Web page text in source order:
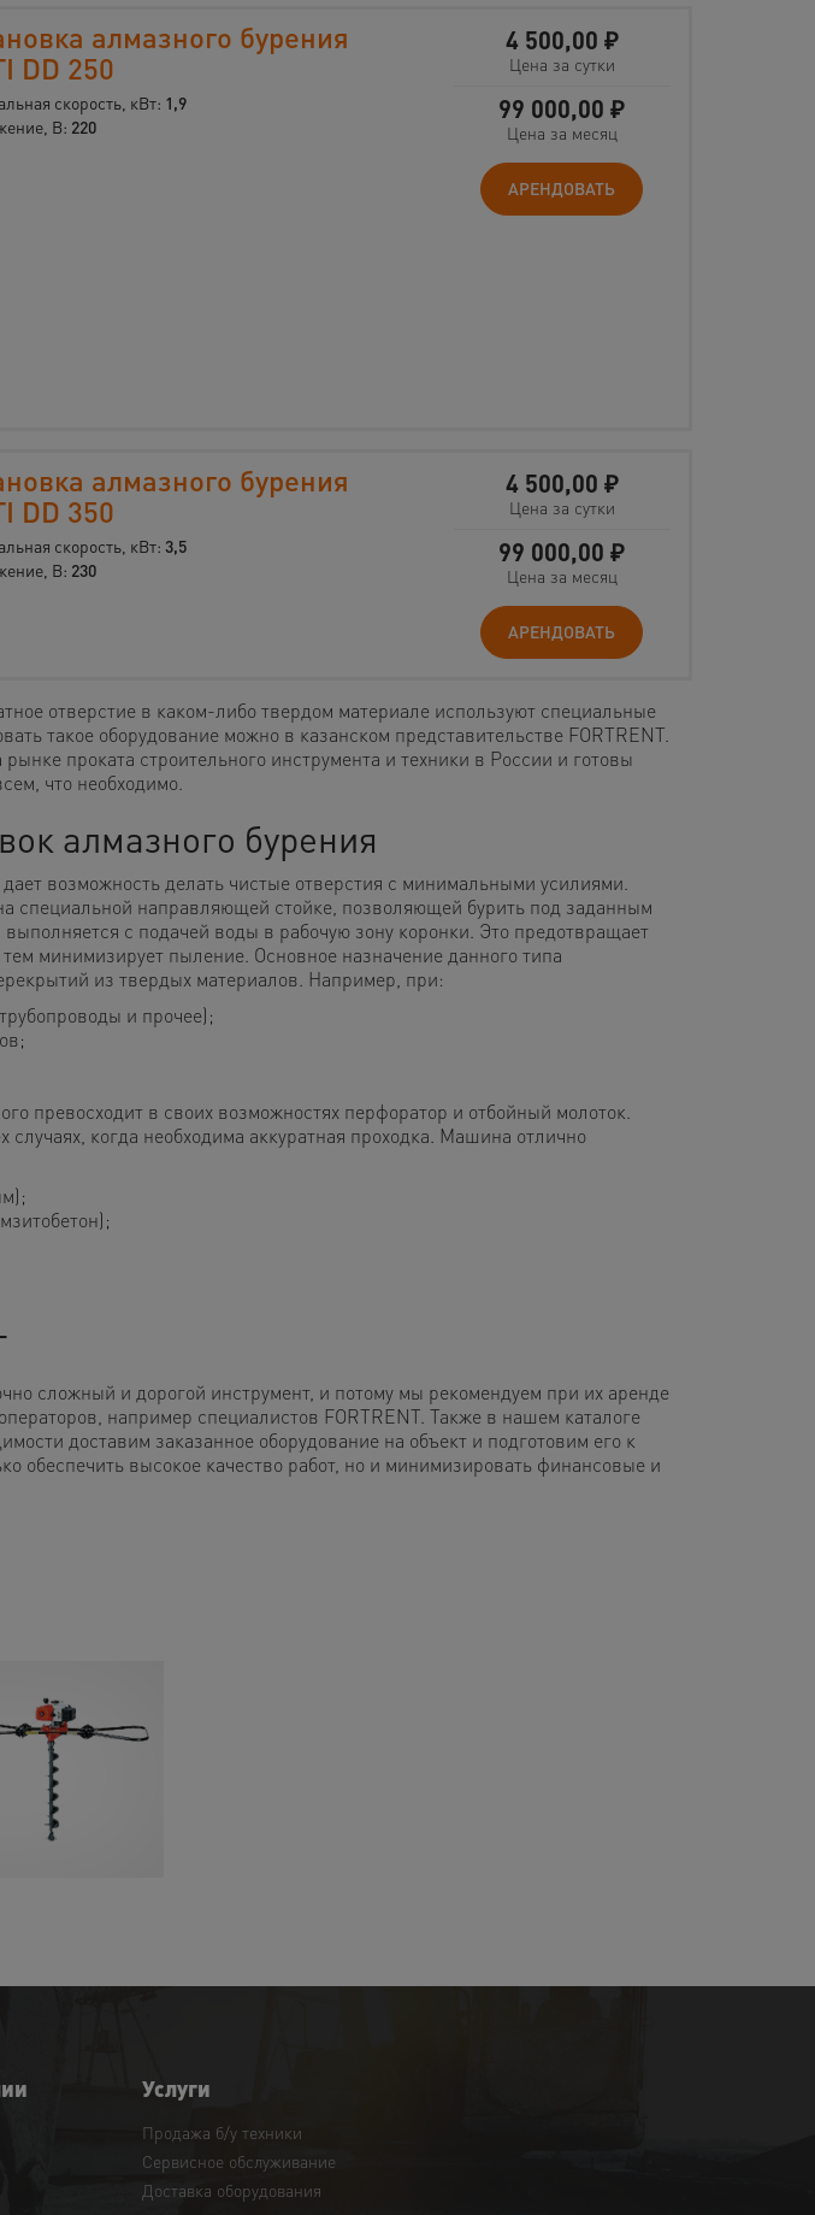
алмазного бурения
DD 250
скорость, кВт: 1,9
В: 220
4 500,00 ₽
Цена за сутки
99 000,00 ₽
Цена за месяц
АРЕНДОВАТЬ
алмазного бурения
DD 350
скорость, кВт: 3,5
В: 230
4 500,00 ₽
Цена за сутки
99 000,00 ₽
Цена за месяц
АРЕНДОВАТЬ
отверстие в каком-либо твердом материале используют специальные
такое оборудование можно в казанском представительстве FORTRENT.
проката строительного инструмента и техники в России и готовы
что необходимо.
алмазного бурения
возможность делать чистые отверстия с минимальными усилиями.
специальной направляющей стойке, позволяющей бурить под заданным
с подачей воды в рабочую зону коронки. Это предотвращает
минимизирует пыление. Основное назначение данного типа
из твердых материалов. Например, при:
и прочее);
превосходит в своих возможностях перфоратор и отбойный молоток.
когда необходима аккуратная проходка. Машина отлично
сложный и дорогой инструмент, и потому мы рекомендуем при их аренде
например специалистов FORTRENT. Также в нашем каталоге
доставим заказанное оборудование на объект и подготовим его к
обеспечить высокое качество работ, но и минимизировать финансовые и
Услуги
Продажа б/у техники
Сервисное обслуживание
Доставка оборудования